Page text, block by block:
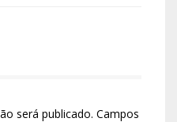
será publicado. Campos